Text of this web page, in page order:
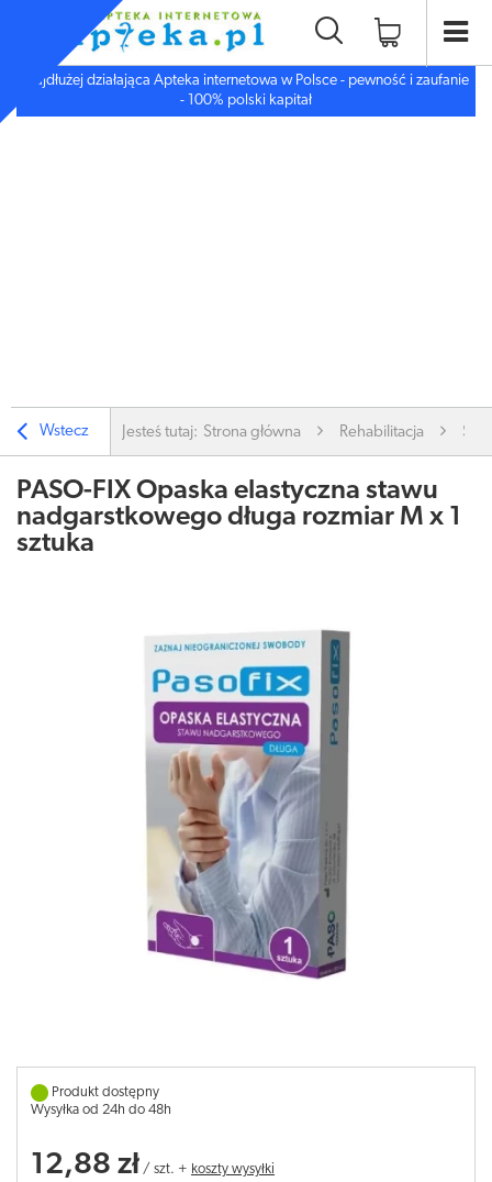
Najdłużej działająca Apteka internetowa w Polsce - pewność i zaufanie
- 100% polski kapitał
Wstecz Jesteś tutaj: Strona główna Rehabilitacja
PASO-FIX Opaska elastyczna stawu
nadgarstkowego długa rozmiar M x 1
sztuka
Produkt dostępny
Wysyłka od 24h do 48h
12,88 zł / szt. + koszty wysyłki